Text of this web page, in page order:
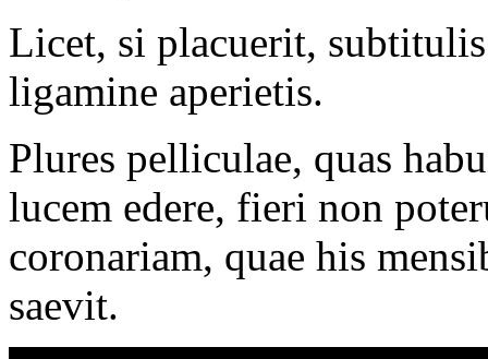
Licet, si placuerit,
ligamine aperietis.
Plures pelliculae, quas
lucem edere, fieri non
coronariam, quae his
saevit.